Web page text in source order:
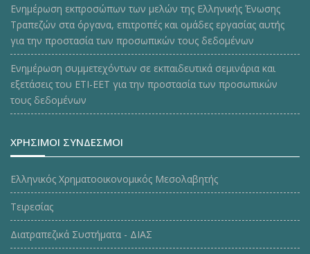
Ενημέρωση εκπροσώπων των μελών της Ελληνικής Ένωσης
Τραπεζών στα όργανα, επιτροπές και ομάδες εργασίας αυτής
για την προστασία των προσωπικών τους δεδομένων
Ενημέρωση συμμετεχόντων σε εκπαιδευτικά σεμινάρια και
εξετάσεις του ΕΤΙ-ΕΕΤ για την προστασία των προσωπικών
τους δεδομένων
ΧΡΗΣΙΜΟΙ ΣΥΝΔΕΣΜΟΙ
Ελληνικός Χρηματοοικονομικός Μεσολαβητής
Τειρεσίας
Διατραπεζικά Συστήματα - ΔΙΑΣ